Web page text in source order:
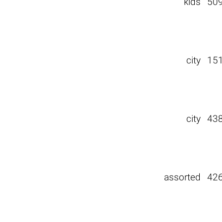
city
city
assorted